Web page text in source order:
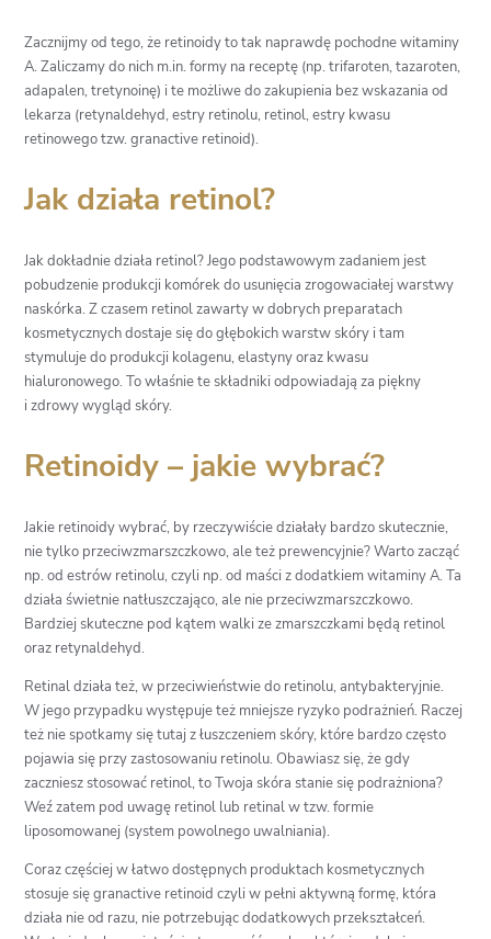
Zacznijmy od tego, że retinoidy to tak naprawdę pochodne witaminy
A. Zaliczamy do nich m.in. formy na receptę (np. trifaroten, tazaroten,
adapalen, tretynoinę) i te możliwe do zakupienia bez wskazania od
lekarza (retynaldehyd, estry retinolu, retinol, estry kwasu
retinowego tzw. granactive retinoid).
Jak działa retinol?
Jak dokładnie działa retinol? Jego podstawowym zadaniem jest
pobudzenie produkcji komórek do usunięcia zrogowaciałej warstwy
naskórka. Z czasem retinol zawarty w dobrych preparatach
kosmetycznych dostaje się do głębokich warstw skóry i tam
stymuluje do produkcji kolagenu, elastyny oraz kwasu
hialuronowego. To właśnie te składniki odpowiadają za piękny
i zdrowy wygląd skóry.
Retinoidy – jakie wybrać?
Jakie retinoidy wybrać, by rzeczywiście działały bardzo skutecznie,
nie tylko przeciwzmarszczkowo, ale też prewencyjnie? Warto zacząć
np. od estrów retinolu, czyli np. od maści z dodatkiem witaminy A. Ta
działa świetnie natłuszczająco, ale nie przeciwzmarszczkowo.
Bardziej skuteczne pod kątem walki ze zmarszczkami będą retinol
oraz retynaldehyd.
Retinal działa też, w przeciwieństwie do retinolu, antybakteryjnie.
W jego przypadku występuje też mniejsze ryzyko podrażnień. Raczej
też nie spotkamy się tutaj z łuszczeniem skóry, które bardzo często
pojawia się przy zastosowaniu retinolu. Obawiasz się, że gdy
zaczniesz stosować retinol, to Twoja skóra stanie się podrażniona?
Weź zatem pod uwagę retinol lub retinal w tzw. formie
liposomowanej (system powolnego uwalniania).
Coraz częściej w łatwo dostępnych produktach kosmetycznych
stosuje się granactive retinoid czyli w pełni aktywną formę, która
działa nie od razu, nie potrzebując dodatkowych przekształceń.